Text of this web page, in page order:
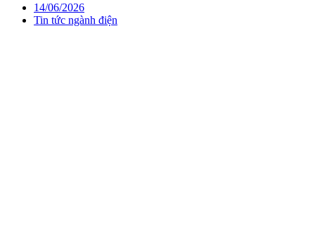
14/06/2026
Tin tức ngành điện